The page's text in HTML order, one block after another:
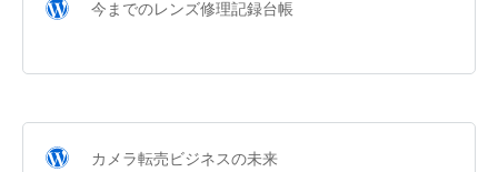
今までのレンズ修理記録台帳
カメラ転売ビジネスの未来